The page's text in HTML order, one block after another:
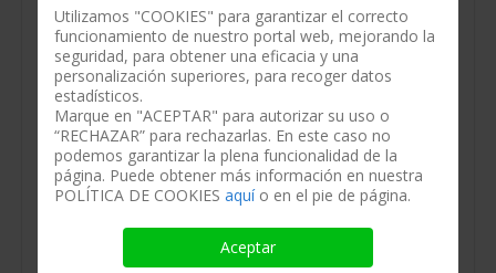
Utilizamos "COOKIES" para garantizar el correcto
funcionamiento de nuestro portal web, mejorando la
seguridad, para obtener una eficacia y una
personalización superiores, para recoger datos
estadísticos.
Marque en "ACEPTAR" para autorizar su uso o
“RECHAZAR” para rechazarlas. En este caso no
podemos garantizar la plena funcionalidad de la
página. Puede obtener más información en nuestra
POLÍTICA DE COOKIES aquío en el pie de página.
Aceptar